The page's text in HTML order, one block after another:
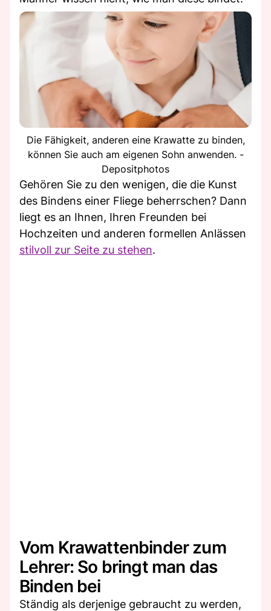
Die Fähigkeit, anderen eine Krawatte zu binden,
können Sie auch am eigenen Sohn anwenden. -
Depositphotos
Gehören Sie zu den wenigen, die die Kunst
des Bindens einer Fliege beherrschen? Dann
liegt es an Ihnen, Ihren Freunden bei
Hochzeiten und anderen formellen Anlässen
stilvoll zur Seite zu stehen.
Vom Krawattenbinder zum
Lehrer: So bringt man das
Binden bei
Ständig als derjenige gebraucht zu werden,